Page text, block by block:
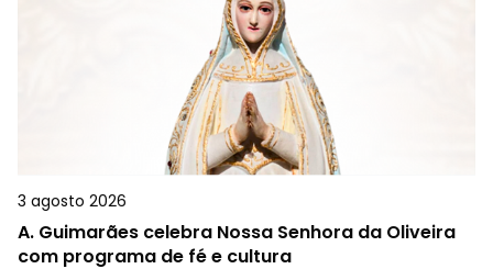
3 agosto 2026
A. Guimarães celebra Nossa Senhora da Oliveira
com programa de fé e cultura